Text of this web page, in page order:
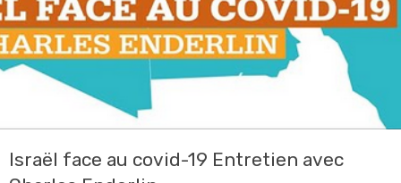
Israël face au covid-19 Entretien avec